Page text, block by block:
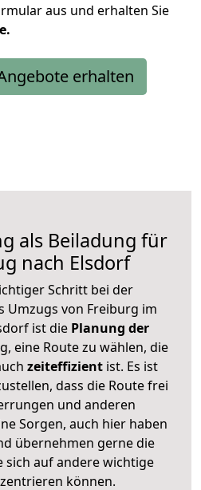
aus und erhalten Sie
erhalten
als Beiladung für
nach Elsdorf
Schritt bei der
Umzugs von Freiburg im
ist diePlanung der
eine Route zu wählen, die
zeiteffizientist. Es ist
dass die Route frei
und anderen
Sorgen, auch hier haben
übernehmen gerne die
sich auf andere wichtige
können.